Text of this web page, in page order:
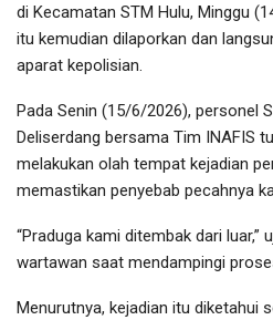
di Kecamatan STM Hulu, Minggu
itu kemudian dilaporkan dan
aparat kepolisian.
Pada Senin (15/6/2026), personel
Deliserdang bersama Tim INAFIS
melakukan olah tempat kejadian
memastikan penyebab pecahnya
“Praduga kami ditembak dari luar,”
wartawan saat mendampingi
Menurutnya, kejadian itu diketahui